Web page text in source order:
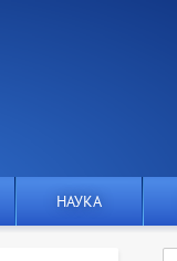
НАУКА